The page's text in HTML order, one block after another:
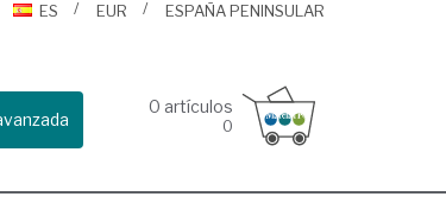
ES
EUR ESPAÑA PENINSULAR
0 artículos
0